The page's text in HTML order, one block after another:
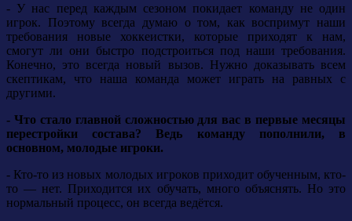
- У нас перед каждым сезоном покидает команду не один
игрок. Поэтому всегда думаю о том, как воспримут наши
требования новые хоккеистки, которые приходят к нам,
смогут ли они быстро подстроиться под наши требования.
Конечно, это всегда новый вызов. Нужно доказывать всем
скептикам, что наша команда может играть на равных с
другими.
- Что стало главной сложностью для вас в первые месяцы
перестройки состава? Ведь команду пополнили, в
основном, молодые игроки.
- Кто-то из новых молодых игроков приходит обученным, кто-
то — нет. Приходится их обучать, много объяснять. Но это
нормальный процесс, он всегда ведётся.